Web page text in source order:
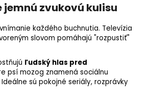
jemnú zvukovú kulisu
každého buchnutia. Televízia
slovom pomáhajú "rozpustiť"
ľudský hlas pred
psí mozog znamená sociálnu
sú pokojné seriály, rozprávky